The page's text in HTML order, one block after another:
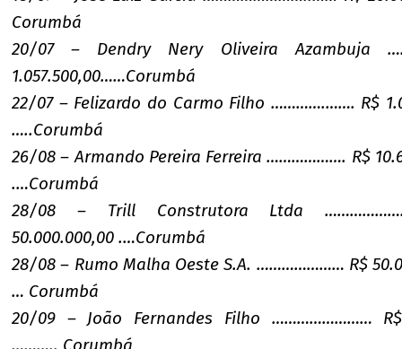
Corumbá
20/07 – Dendry Nery Oliveira Azambuja
1.057.500,00……Corumbá
22/07 – Felizardo do Carmo Filho ………….……. R$
…..Corumbá
26/08 – Armando Pereira Ferreira ………………. R$
.…Corumbá
28/08 – Trill Construtora Ltda
50.000.000,00 .…Corumbá
28/08 – Rumo Malha Oeste S.A. ………………… R$
… Corumbá
20/09 – João Fernandes Filho …………………… R$